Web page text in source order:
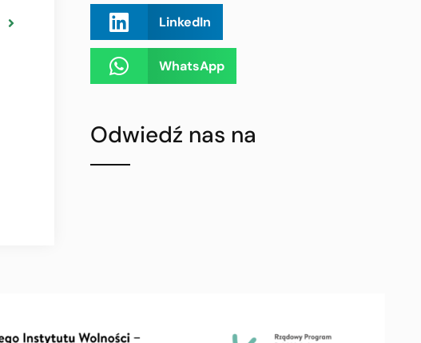
LinkedIn
WhatsApp
Odwiedź nas na